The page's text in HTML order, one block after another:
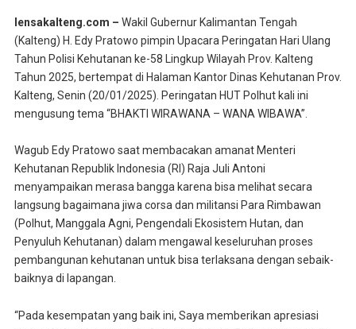
lensakalteng.com – Wakil Gubernur Kalimantan Tengah
(Kalteng) H. Edy Pratowo pimpin Upacara Peringatan Hari Ulang
Tahun Polisi Kehutanan ke-58 Lingkup Wilayah Prov. Kalteng
Tahun 2025, bertempat di Halaman Kantor Dinas Kehutanan Prov.
Kalteng, Senin (20/01/2025). Peringatan HUT Polhut kali ini
mengusung tema “BHAKTI WIRAWANA – WANA WIBAWA”.
Wagub Edy Pratowo saat membacakan amanat Menteri
Kehutanan Republik Indonesia (RI) Raja Juli Antoni
menyampaikan merasa bangga karena bisa melihat secara
langsung bagaimana jiwa corsa dan militansi Para Rimbawan
(Polhut, Manggala Agni, Pengendali Ekosistem Hutan, dan
Penyuluh Kehutanan) dalam mengawal keseluruhan proses
pembangunan kehutanan untuk bisa terlaksana dengan sebaik-
baiknya di lapangan.
“Pada kesempatan yang baik ini, Saya memberikan apresiasi